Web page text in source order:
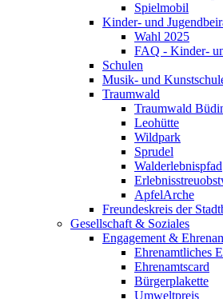
Spielmobil
Kinder- und
Wahl 2025
FAQ - Kinder-
Schulen
Musik- und
Traumwald
Traumwald
Leohütte
Wildpark
Sprudel
Walderlebnispfad
ApfelArche
Freundeskreis der
Gesellschaft & Soziales
Engagement &
Ehrenamtliches
Ehrenamtscard
Bürgerplakette
Umweltpreis